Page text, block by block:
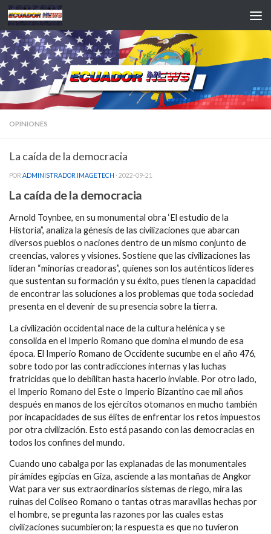
Saltar al contenido
OPINIONES
La caída de la democracia
POR ADMINISTRADOR IMAGETECH · 2022-09-21
La caída de la democracia
Arnold Toynbee, en su monumental obra ‘El estudio de la
Historia”, analiza la génesis de las civilizaciones que abarcan
diversos pueblos o naciones dentro de un mismo conjunto de
creencias, valores y visiones. Sostiene que las civilizaciones las
lideran “minorías creadoras”, quienes son los auténticos líderes
que sustentan su formación y su éxito, pues tienen la capacidad
de encontrar las soluciones a los problemas que toda sociedad
presenta en el devenir de su presencia sobre la tierra.
La civilización occidental nace de la cultura helénica y se
consolida en el Imperio Romano que domina el mundo de esa
época. El Imperio Romano de Occidente sucumbe en el año 476,
sobre todo por las contradicciones internas y las luchas
fratricidas que lo debilitan hasta hacerlo inviable. Por otro lado,
el Imperio Romano del Este o Imperio Bizantino cae mil años
después en manos de los ejércitos otomanos en mucho también
por incapacidades de sus élites de enfrentar los retos impuestos
por otra civilización. Esto está pasando con las democracias en
todos los confines del mundo.
Cuando uno cabalga por las explanadas de las monumentales
pirámides egipcias en Giza, asciende a las montañas de Angkor
Wat para ver sus extraordinarios sistemas de riego, mira las
ruinas del Coliseo Romano o tantas otras maravillas hechas por
el hombre, se pregunta las razones por las cuales estas
civilizaciones sucumbieron; la respuesta es que no tuvieron